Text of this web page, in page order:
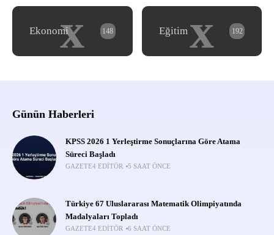
x
Ekonomi 148 x
Eğitim 192
Günün Haberleri
KPSS 2026 1 Yerleştirme Sonuçlarına Göre Atama
Süreci Başladı
GAZETE4 EDITÖR 5 SAAT ÖNCE
Türkiye 67 Uluslararası Matematik Olimpiyatında
Madalyaları Topladı
GAZETE4 EDITÖR 6 SAAT ÖNCE